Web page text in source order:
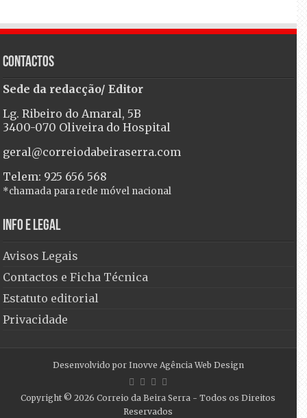
Contactos
Sede da redacção/ Editor
Lg. Ribeiro do Amaral, 5B
3400-070 Oliveira do Hospital
geral@correiodabeiraserra.com
Telem: 925 656 568
*chamada para rede móvel nacional
Info e Legal
Avisos Legais
Contactos e Ficha Técnica
Estatuto editorial
Privacidade
Desenvolvido por Inovve Agência Web Design
Copyright © 2026Correio da Beira Serra - Todos os Direitos
Reservados